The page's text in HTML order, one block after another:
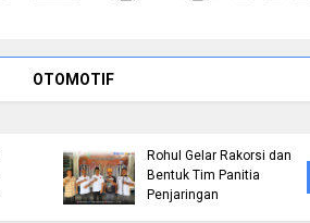
OTOMOTIF
Rohul Gelar Rakorsi dan
Bentuk Tim Panitia
Penjaringan